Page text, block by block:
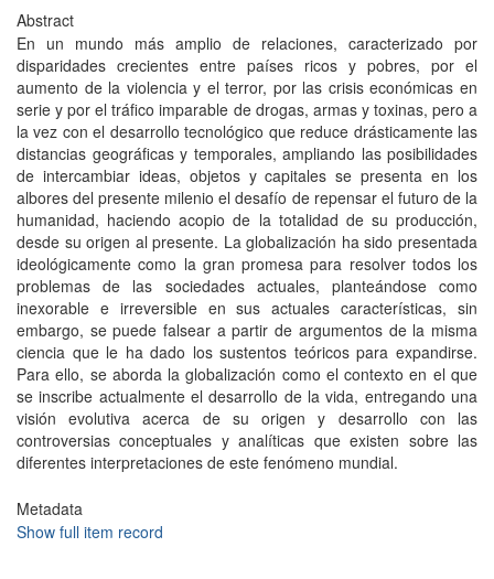
Abstract
En un mundo más amplio de relaciones, caracterizado por
disparidades crecientes entre países ricos y pobres, por el
aumento de la violencia y el terror, por las crisis económicas en
serie y por el tráfico imparable de drogas, armas y toxinas, pero a
la vez con el desarrollo tecnológico que reduce drásticamente las
distancias geográficas y temporales, ampliando las posibilidades
de intercambiar ideas, objetos y capitales se presenta en los
albores del presente milenio el desafío de repensar el futuro de la
humanidad, haciendo acopio de la totalidad de su producción,
desde su origen al presente. La globalización ha sido presentada
ideológicamente como la gran promesa para resolver todos los
problemas de las sociedades actuales, planteándose como
inexorable e irreversible en sus actuales características, sin
embargo, se puede falsear a partir de argumentos de la misma
ciencia que le ha dado los sustentos teóricos para expandirse.
Para ello, se aborda la globalización como el contexto en el que
se inscribe actualmente el desarrollo de la vida, entregando una
visión evolutiva acerca de su origen y desarrollo con las
controversias conceptuales y analíticas que existen sobre las
diferentes interpretaciones de este fenómeno mundial.
Metadata
Show full item record